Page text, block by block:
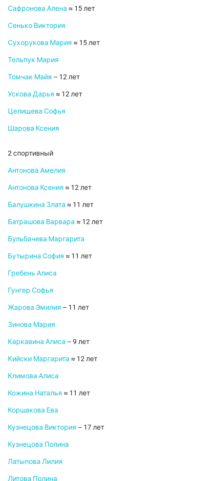
Сафронова Алена ≈ 15 лет
Сенько Виктория
Сухорукова Мария ≈ 15 лет
Тельпук Мария
Томчак Майя – 12 лет
Ускова Дарья ≈ 12 лет
Целищева Софья
Шарова Ксения
2 спортивный
Антонова Амелия
Антонова Ксения ≈ 12 лет
Балушкина Злата ≈ 11 лет
Батрашова Варвара ≈ 12 лет
Бульбачева Маргарита
Бутырина София ≈ 11 лет
Гребень Алиса
Гунгер Софья
Жарова Эмилия – 11 лет
Зинова Мария
Каркавина Алиса – 9 лет
Кийски Маргарита ≈ 12 лет
Климова Алиса
Кожина Наталья ≈ 11 лет
Коршакова Ева
Кузнецова Виктория – 17 лет
Кузнецова Полина
Латыпова Лилия
Литова Полина